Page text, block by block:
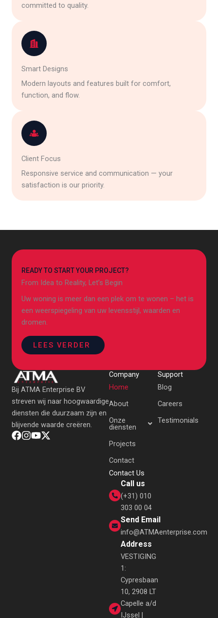
committed to quality.
Smart Designs
Modern layouts and features built for comfort,
function, and flow.
Client Focus
Responsive service and communication — your
satisfaction is our priority.
READY TO START YOUR PROJECT?
From Idea to Reality, Let’s Begin
Uw woning is meer dan een plek om te wonen – het is
een weerspiegeling van uw levensstijl, waarden en
dromen.
LEES VERDER
Bij ATMA Enterprise BV
streven wij naar hoogwaardige
diensten die duurzaam zijn en
blijvende waarde creëren.
Company
Home
About
Onze
diensten
Projects
Contact
Support
Blog
Careers
Testimonials
Contact Us
Call us
(+31) 010
303 00 04
Send Email
info@ATMAenterprise.com
Address
VESTIGING
1:
Cypresbaan
10, 2908 LT
Capelle a/d
IJssel |